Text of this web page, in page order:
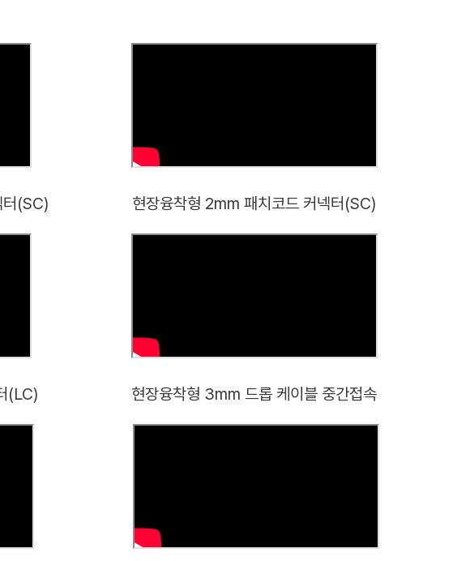
(SC) 현장융착형 2mm 패치코드 커넥터(SC)
(LC) 현장융착형 3mm 드롭 케이블 중간접속